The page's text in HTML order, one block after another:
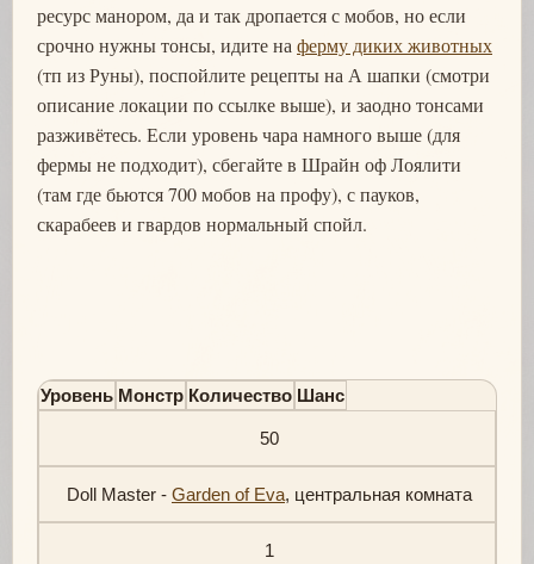
ресурс манором, да и так дропается с мобов, но если
срочно нужны тонсы, идите на ферму диких животных
(тп из Руны), поспойлите рецепты на А шапки (смотри
описание локации по ссылке выше), и заодно тонсами
разживётесь. Если уровень чара намного выше (для
фермы не подходит), сбегайте в Шрайн оф Лоялити
(там где бьются 700 мобов на профу), с пауков,
скарабеев и гвардов нормальный спойл.
Уровень Монстр Количество Шанс
50
Doll Master - Garden of Eva, центральная комната
1